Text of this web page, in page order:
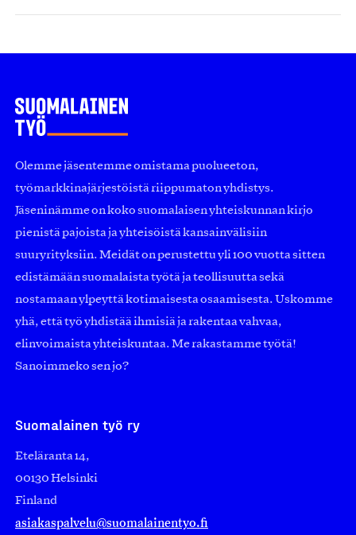
Olemme jäsentemme omistama puolueeton,
työmarkkinajärjestöistä riippumaton yhdistys.
Jäseninämme on koko suomalaisen yhteiskunnan kirjo
pienistä pajoista ja yhteisöistä kansainvälisiin
suuryrityksiin. Meidät on perustettu yli 100 vuotta sitten
edistämään suomalaista työtä ja teollisuutta sekä
nostamaan ylpeyttä kotimaisesta osaamisesta. Uskomme
yhä, että työ yhdistää ihmisiä ja rakentaa vahvaa,
elinvoimaista yhteiskuntaa. Me rakastamme työtä!
Sanoimmeko sen jo?
Suomalainen työ ry
Eteläranta 14,
00130 Helsinki
Finland
asiakaspalvelu@suomalainentyo.fi